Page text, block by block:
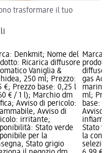
trasformare il tuo
Denkmit; Nome del
Ricarica diffusore
Vaniglia &
250 ml; Prezzo:
€; Prezzo base: 0,25 l
€ / 1 l); Marchio dm
Avviso di pericolo:
Avviso di
irritante;
Stato verde
per la
Stato grigio
Marca:
gas
marina
ml;
base:
Avviso
Stato
la